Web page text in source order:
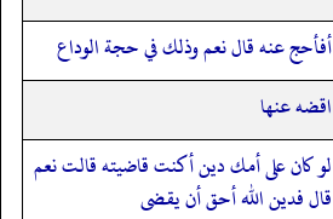
أفأحج عنه قال نعم وذلك في حجة الوداع
اقضه عنها
لو كان على أمك دين أكنت قاضيته قالت نعم
قال فدين الله أحق أن يقضى